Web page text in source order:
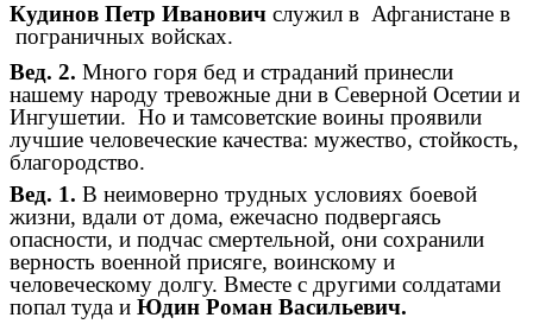
Кудинов Петр Иванович служил в Афганистане в
пограничных войсках.
Вед. 2. Много горя бед и страданий принесли
нашему народу тревожные дни в Северной Осетии и
Ингушетии. Но и тамсоветские воины проявили
лучшие человеческие качества: мужество, стойкость,
благородство.
Вед. 1. В неимоверно трудных условиях боевой
жизни, вдали от дома, ежечасно подвергаясь
опасности, и подчас смертельной, они сохранили
верность военной присяге, воинскому и
человеческому долгу. Вместе с другими солдатами
попал туда и Юдин Роман Васильевич.